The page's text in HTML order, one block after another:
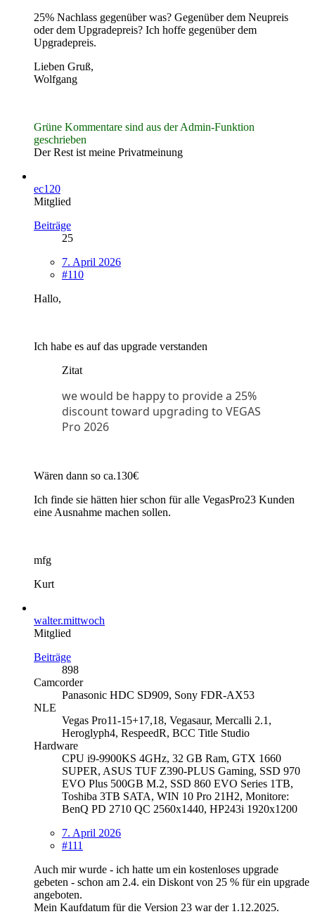
25% Nachlass gegenüber was? Gegenüber dem Neupreis
oder dem Upgradepreis? Ich hoffe gegenüber dem
Upgradepreis.
Lieben Gruß,
Wolfgang
Grüne Kommentare sind aus der Admin-Funktion
geschrieben
Der Rest ist meine Privatmeinung
ec120
Mitglied
Beiträge
25
7. April 2026
#110
Hallo,
Ich habe es auf das upgrade verstanden
Zitat
we would be happy to provide a 25%
discount toward upgrading to VEGAS
Pro 2026
Wären dann so ca.130€
Ich finde sie hätten hier schon für alle VegasPro23 Kunden
eine Ausnahme machen sollen.
mfg
Kurt
walter.mittwoch
Mitglied
Beiträge
898
Camcorder
Panasonic HDC SD909, Sony FDR-AX53
NLE
Vegas Pro11-15+17,18, Vegasaur, Mercalli 2.1,
Heroglyph4, RespeedR, BCC Title Studio
Hardware
CPU i9-9900KS 4GHz, 32 GB Ram, GTX 1660
SUPER, ASUS TUF Z390-PLUS Gaming, SSD 970
EVO Plus 500GB M.2, SSD 860 EVO Series 1TB,
Toshiba 3TB SATA, WIN 10 Pro 21H2, Monitore:
BenQ PD 2710 QC 2560x1440, HP243i 1920x1200
7. April 2026
#111
Auch mir wurde - ich hatte um ein kostenloses upgrade
gebeten - schon am 2.4. ein Diskont von 25 % für ein upgrade
angeboten.
Mein Kaufdatum für die Version 23 war der 1.12.2025.